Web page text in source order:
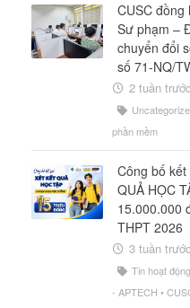
CUSC
Sư phạm –
chuyển đổi
số 71-NQ/
2 tuần trước
phần mềm
Công bố
QUẢ HỌC
15.000.000
THPT 2026
3 tuần trước
Tin hoạt
- APTECH •